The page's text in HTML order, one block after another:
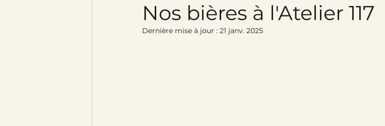
Nos bières à l'Atelier 117
Dernière mise à jour : 21 janv. 2025